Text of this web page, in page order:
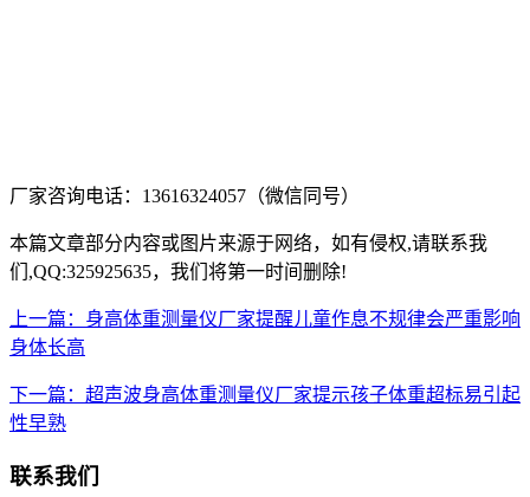
厂家咨询电话：13616324057（微信同号）
本篇文章部分内容或图片来源于网络，如有侵权,请联系我
们,QQ:325925635，我们将第一时间删除!
上一篇：身高体重测量仪厂家提醒儿童作息不规律会严重影响
身体长高
下一篇：超声波身高体重测量仪厂家提示孩子体重超标易引起
性早熟
联系我们